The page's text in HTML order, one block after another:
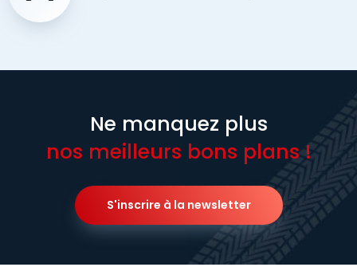
Ne manquez plus
nos meilleurs bons plans !
S'inscrire à la newsletter